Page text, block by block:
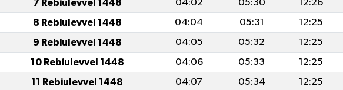
7 Rebiulevvel 1448 04:02 05:30 12:26
8 Rebiulevvel 1448 04:04 05:31 12:25
9 Rebiulevvel 1448 04:05 05:32 12:25
10 Rebiulevvel 1448 04:06 05:33 12:25
11 Rebiulevvel 1448 04:07 05:34 12:25